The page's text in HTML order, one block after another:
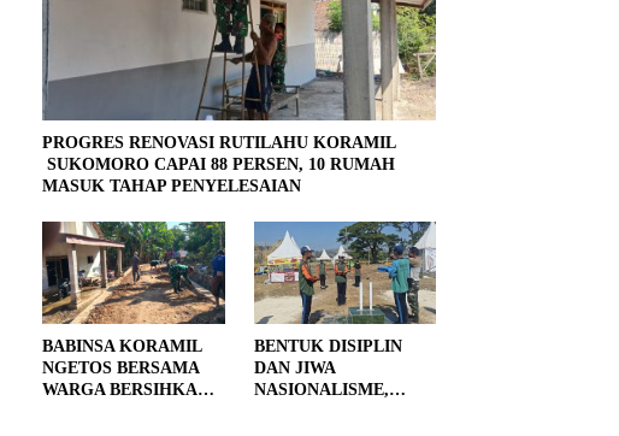
PROGRES RENOVASI RUTILAHU KORAMIL
SUKOMORO CAPAI 88 PERSEN, 10 RUMAH
MASUK TAHAP PENYELESAIAN
BABINSA KORAMIL
NGETOS BERSAMA
WARGA BERSIHKAN
BENTUK DISIPLIN
DAN JIWA
NASIONALISME,